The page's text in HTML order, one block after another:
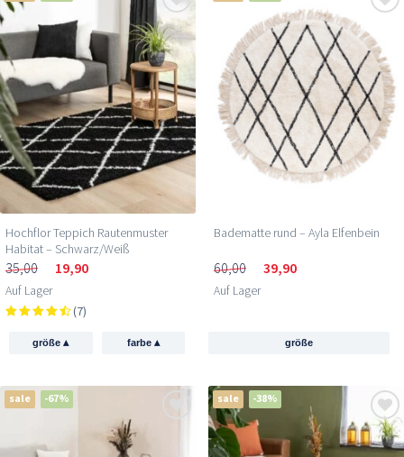
Hochflor Teppich Rautenmuster
Habitat – Schwarz/Weiß
35,00 19,90
Auf Lager
(7)
größe▴ farbe ▴
Badematte rund – Ayla Elfenbein
60,00 39,90
Auf Lager
größe
sale -67% sale -38%